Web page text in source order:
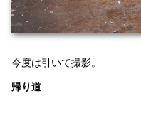
今度は引いて撮影。
帰り道